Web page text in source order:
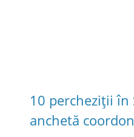
10 percheziții
anchetă